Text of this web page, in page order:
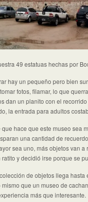
49 estatuas hechas por
hay un pequeño pero bien
fotos, filamar, lo que
dan un planito con el
la entrada para adultos
hace que este museo sea
una cantidad de
sea uno, más objetos van
y decidió irse porque se
de objetos llega
que un museo de
más que interesante.